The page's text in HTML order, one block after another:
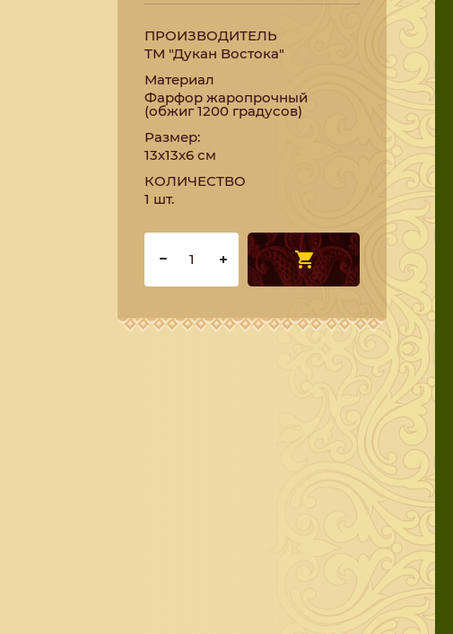
ПРОИЗВОДИТЕЛЬ
ТМ "Дукан Востока"
Материал
Фарфор жаропрочный
(обжиг 1200 градусов)
Размер:
13х13х6 см
КОЛИЧЕСТВО
1 шт.